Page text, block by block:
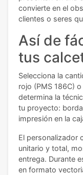
convierte en el
clientes o seres
Así de
tus
Selecciona la
rojo (PMS 186C)
determina la
tu proyecto:
impresión en la
El personalizador
unitario y total,
entrega. Durante
en formato